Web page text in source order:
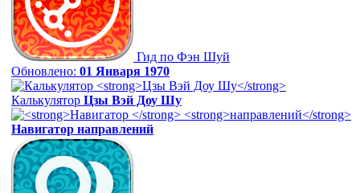
Гид по Фэн Шуй
Обновлено: 01 Января 1970
Калькулятор Цзы Вэй Доу Шу
Навигатор направлений